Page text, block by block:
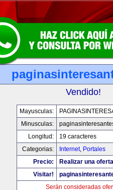
Vendido!
Mayusculas:
Minusculas:
Longitud:
19 caracteres
Categorias:
Internet, Portales
Precio:
Realizar una
Visitar!
Serán consideradas